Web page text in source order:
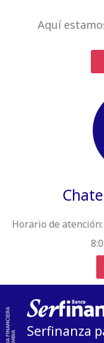
Aquí
Horario de atención:
Serfinanza